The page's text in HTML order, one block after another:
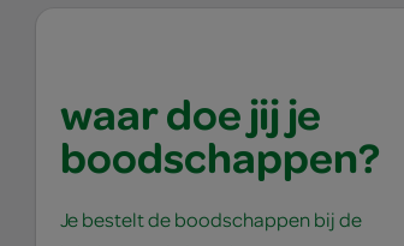
waar doe jij je
boodschappen?
Je bestelt de boodschappen bij de